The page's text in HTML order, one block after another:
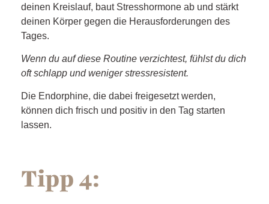
deinen Kreislauf, baut Stresshormone ab und stärkt
deinen Körper gegen die Herausforderungen des
Tages.
Wenn du auf diese Routine verzichtest, fühlst du dich
oft schlapp und weniger stressresistent.
Die Endorphine, die dabei freigesetzt werden,
können dich frisch und positiv in den Tag starten
lassen.
Tipp 4: